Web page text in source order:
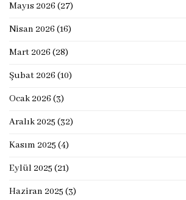
Mayıs 2026 (27)
Nisan 2026 (16)
Mart 2026 (28)
Şubat 2026 (10)
Ocak 2026 (3)
Aralık 2025 (32)
Kasım 2025 (4)
Eylül 2025 (21)
Haziran 2025 (3)